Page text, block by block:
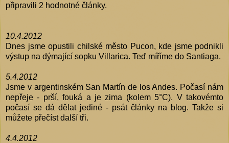
připravili 2 hodnotné články.
10.4.2012
Dnes jsme opustili chilské město Pucon, kde jsme podnikli
výstup na dýmající sopku Villarica. Teď míříme do Santiaga.
5.4.2012
Jsme v argentinském San Martín de los Andes. Počasí nám
nepřeje - prší, fouká a je zima (kolem 5°C). V takovémto
počasí se dá dělat jediné - psát články na blog. Takže si
můžete přečíst další tři.
4.4.2012